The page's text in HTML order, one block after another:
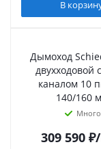
В
Дымоход
двухходовой
каналом 10
140/160
Много
309 590₽